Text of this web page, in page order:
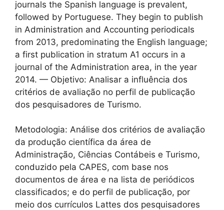
journals the Spanish language is prevalent,
followed by Portuguese. They begin to publish
in Administration and Accounting periodicals
from 2013, predominating the English language;
a first publication in stratum A1 occurs in a
journal of the Administration area, in the year
2014. — Objetivo: Analisar a influência dos
critérios de avaliação no perfil de publicação
dos pesquisadores de Turismo.
Metodologia: Análise dos critérios de avaliação
da produção científica da área de
Administração, Ciências Contábeis e Turismo,
conduzido pela CAPES, com base nos
documentos de área e na lista de periódicos
classificados; e do perfil de publicação, por
meio dos currículos Lattes dos pesquisadores